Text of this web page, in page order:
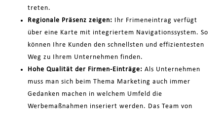
treten.
Regionale Präsenz zeigen: Ihr Frimeneintrag verfügt
über eine Karte mit integriertem Navigationssystem. So
können Ihre Kunden den schnellsten und effizientesten
Weg zu Ihrem Unternehmen finden.
Hohe Qualität der Firmen-Einträge: Als Unternehmen
muss man sich beim Thema Marketing auch immer
Gedanken machen in welchem Umfeld die
Werbemaßnahmen inseriert werden. Das Team von